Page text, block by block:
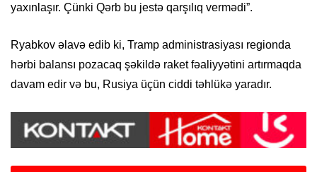
yaxınlaşır. Çünki Qərb bu jestə qarşılıq vermədi”.
Ryabkov əlavə edib ki, Tramp administrasiyası regionda
hərbi balansı pozacaq şəkildə raket fəaliyyətini artırmaqda
davam edir və bu, Rusiya üçün ciddi təhlükə yaradır.